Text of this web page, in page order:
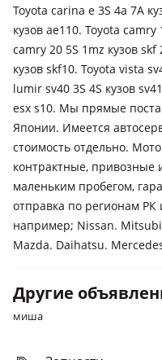
Toyota carina e 3S 4a 7A
кузов ae110. Toyota camry
camry 20 5S 1mz кузов skf
кузов skf10. Toyota vista
lumir sv40 3S 4S кузов
esx s10. Мы прямые
Японии. Имеется
стоимость отдельно.
контрактные, привозные
маленьким пробегом,
отправка по регионам РК
например; Nissan.
Mazda. Daihatsu.
Другие
миша